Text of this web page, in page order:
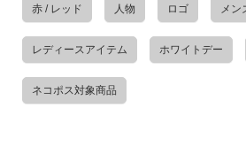
赤 / レッド 人物 ロゴ メン
レディースアイテム ホワイトデー
ネコポス対象商品